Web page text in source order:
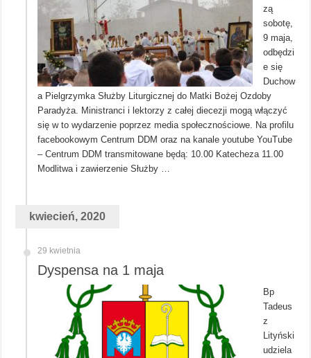
zą
sobotę,
9 maja,
odbędzi
e się
Duchow
a Pielgrzymka Służby Liturgicznej do Matki Bożej Ozdoby
Paradyża. Ministranci i lektorzy z całej diecezji mogą włączyć
się w to wydarzenie poprzez media społecznościowe. Na profilu
facebookowym Centrum DDM oraz na kanale youtube YouTube
– Centrum DDM transmitowane będą: 10.00 Katecheza 11.00
Modlitwa i zawierzenie Służby …
kwiecień, 2020
29 kwietnia
Dyspensa na 1 maja
Bp
Tadeus
z
Lityński
udziela